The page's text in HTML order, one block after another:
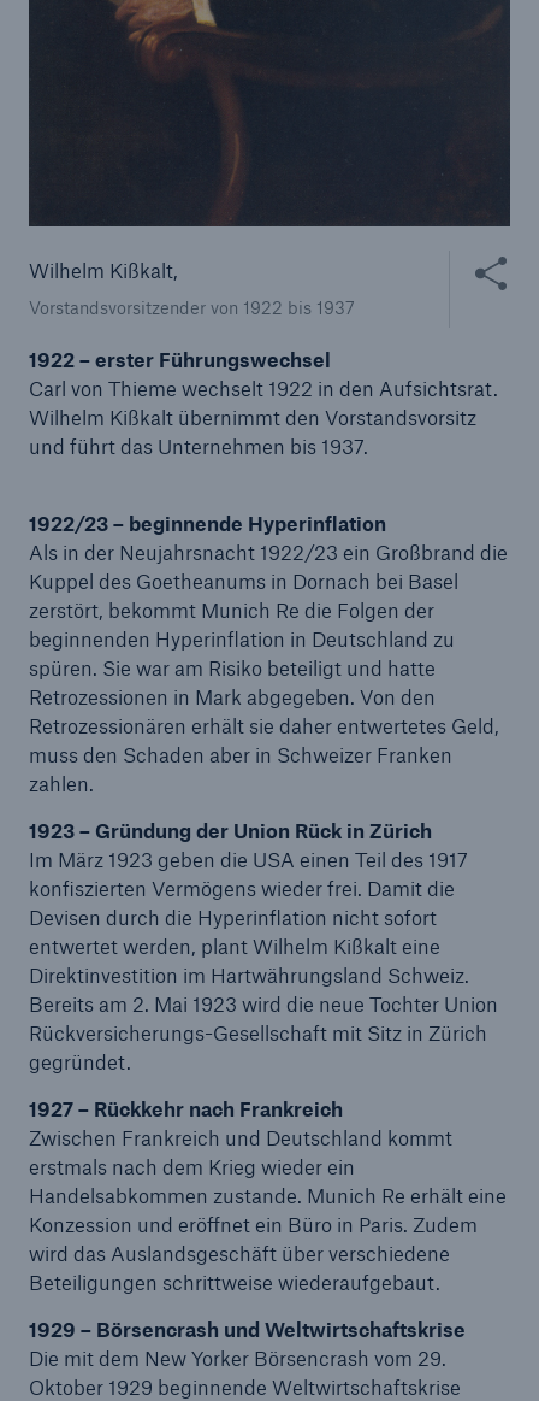
Wilhelm Kißkalt,
Vorstandsvorsitzender von 1922 bis 1937
Inhalte
1922 – erster Führungswechsel
Carl von Thieme wechselt 1922 in den Aufsichtsrat.
Wilhelm Kißkalt übernimmt den Vorstandsvorsitz
und führt das Unternehmen bis 1937.
1922/23 – beginnende Hyperinflation
Als in der Neujahrsnacht 1922/23 ein Großbrand die
Kuppel des Goetheanums in Dornach bei Basel
zerstört, bekommt Munich Re die Folgen der
beginnenden Hyperinflation in Deutschland zu
spüren. Sie war am Risiko beteiligt und hatte
Retrozessionen in Mark abgegeben. Von den
Retrozessionären erhält sie daher entwertetes Geld,
muss den Schaden aber in Schweizer Franken
zahlen.
1923 – Gründung der Union Rück in Zürich
Im März 1923 geben die USA einen Teil des 1917
konfiszierten Vermögens wieder frei. Damit die
Devisen durch die Hyperinflation nicht sofort
entwertet werden, plant Wilhelm Kißkalt eine
Direktinvestition im Hartwährungsland Schweiz.
Bereits am 2. Mai 1923 wird die neue Tochter Union
Rückversicherungs-Gesellschaft mit Sitz in Zürich
gegründet.
1927 – Rückkehr nach Frankreich
Zwischen Frankreich und Deutschland kommt
erstmals nach dem Krieg wieder ein
Handelsabkommen zustande. Munich Re erhält eine
Konzession und eröffnet ein Büro in Paris. Zudem
wird das Auslandsgeschäft über verschiedene
Beteiligungen schrittweise wiederaufgebaut.
1929 – Börsencrash und Weltwirtschaftskrise
Die mit dem New Yorker Börsencrash vom 29.
Oktober 1929 beginnende Weltwirtschaftskrise
Rückversicherung Leben/Gesundheit
MIRA Digital Suite
Lösungen
Cyber-Lösungen von Munich Re
Navigation schließen oder Escape-Taste drückenSuche
Home
Risiken
Lösungen
Insights
Unternehmen
Karriere